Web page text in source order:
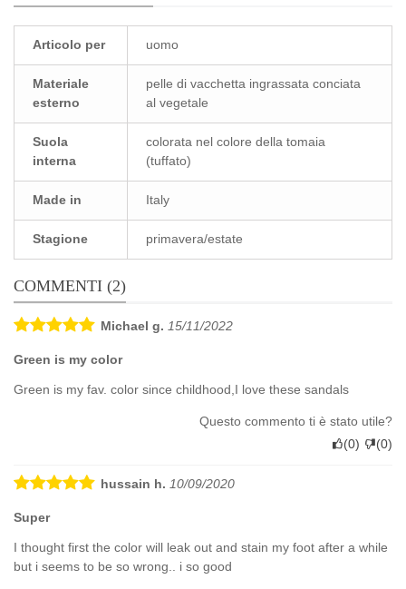
Articolo per uomo
Materiale
esterno
pelle di vacchetta ingrassata conciata
al vegetale
Suola
interna
colorata nel colore della tomaia
(tuffato)
Made in Italy
Stagione primavera/estate
COMMENTI (2)
Michael g. 15/11/2022
Green is my color
Green is my fav. color since childhood,I love these sandals
Questo commento ti è stato utile?
(0) (0)
hussain h. 10/09/2020
Super
I thought first the color will leak out and stain my foot after a while
but i seems to be so wrong.. i so good